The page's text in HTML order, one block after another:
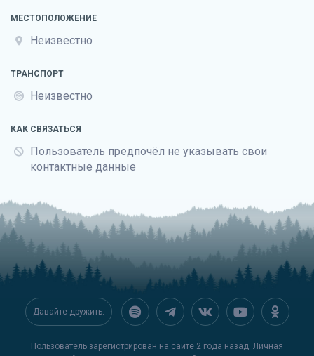
МЕСТОПОЛОЖЕНИЕ
Неизвестно
ТРАНСПОРТ
Неизвестно
КАК СВЯЗАТЬСЯ
Пользователь предпочёл не указывать свои
контактные данные
Давайте дружить:
Пользователь зарегистрирован на сайте 2 года назад. Личная